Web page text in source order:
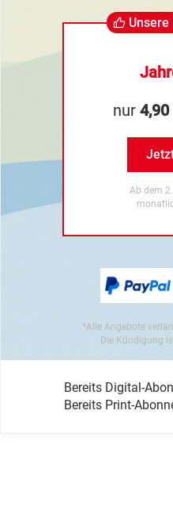
nur 4,90
Ab dem
*Alle Angebote
Die Kündigung
Bereits Digital-
Bereits Print-